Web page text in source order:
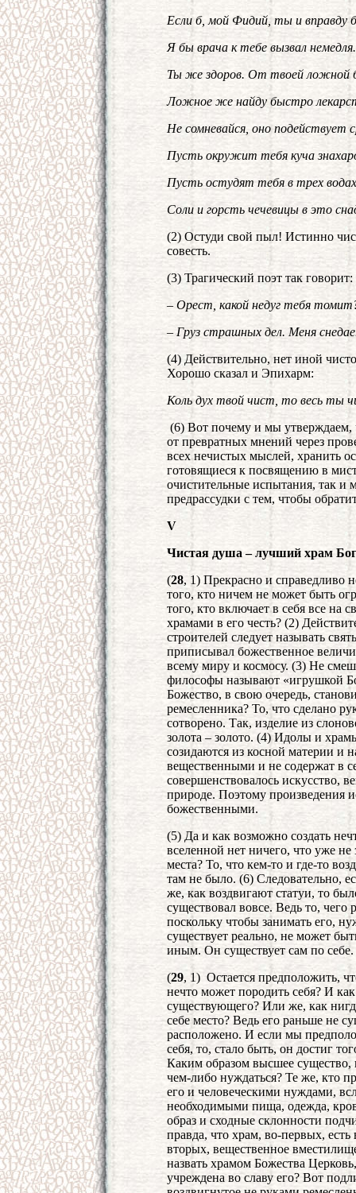
Если б, мой Фидий, ты и вправду
Я бы врача к тебе вызвал немедля.
Ты же здоров. От твоей ложной
Ложное же найду быстро
Не сомневайся, оно подействует
Пусть окружит тебя куча
Пусть остудят тебя в трех
Соли и горсть чечевицы в это
(2) Остуди свой пыл! Истинно
совесть.
(3) Трагический поэт так говорит:
– Орест, какой недуг тебя
– Груз страшных дел. Меня
(4) Действительно, нет иной
Хорошо сказал и Эпихарм:
Коль дух твой чист, то весь ты
(6) Вот почему и мы утверждаем,
от превратных мнений через
всех нечистых мыслей, хранить
готовящиеся к посвящению в
очистительные испытания, так
предрассудки с тем, чтобы
V
Чистая душа – лучший храм
(28, 1) Прекрасно и справедливо
того, кто ничем не может быть
того, кто включает в себя все на
храмами в его честь? (2)
строителей следует называть
приписывал божественное
всему миру и космосу. (3) Не
философы называют «игрушкой
Божество, в свою очередь,
ремесленника? То, что сделано
сотворено. Так, изделие из
золота – золото. (4) Идолы и
созидаются из косной материи и
вещественными и не содержат в
совершенствовалось искусство,
природе. Поэтому произведения
божественными.
(5) Да и как возможно создать
вселенной нет ничего, что уже
места? То, что кем-то и где-то
там не было. (6) Следовательно,
же, как воздвигают статуи, то
существовал вовсе. Ведь то,
поскольку чтобы занимать его,
существует реально, не может
иным. Он существует сам по себе.
(29, 1) Остается предположить,
нечто может породить себя? И
существующего? Или же, как
себе место? Ведь его раньше не
расположено. И если мы
себя, то, стало быть, он достиг
Каким образом высшее
чем-либо нуждаться? Те же, кто
его и человеческими нуждами,
необходимыми пища, одежда,
образ и сходные склонности
правда, что храм, во-первых,
вторых, вещественное
назвать храмом Божества
учреждена во славу его? Вот